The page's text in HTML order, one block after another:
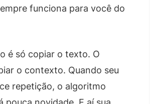
funciona para você do
é só copiar o texto. O
o contexto. Quando seu
repetição, o algoritmo